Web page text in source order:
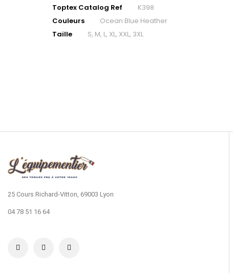
Toptex Catalog Ref
K398
Couleurs
Ocean Blue Heather
Taille
S, M, L, XL, XXL, 3XL
25 Cours Richard-Vitton, 69003 Lyon
04 78 51 16 64